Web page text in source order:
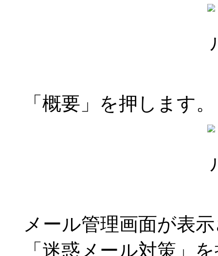
「概要」を押します。
メール管理画面が表
「迷惑メール対策」